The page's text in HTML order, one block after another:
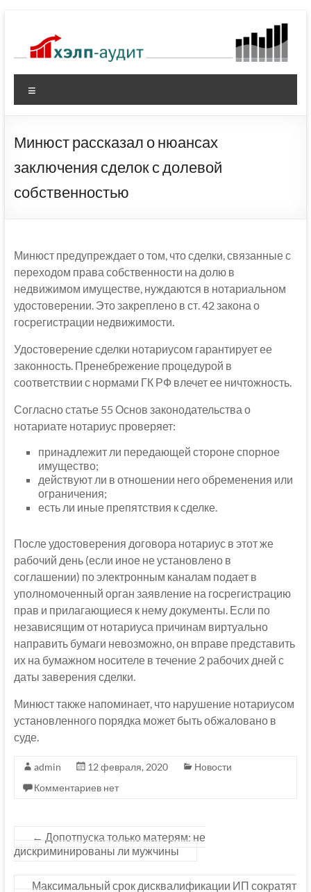
содержимому
Минюст рассказал о нюансах
заключения сделок с долевой
собственностью
Минюст предупреждает о том, что сделки, связанные с
переходом права собственности на долю в
недвижимом имуществе, нуждаются в нотариальном
удостоверении. Это закреплено в ст. 42 закона о
госрегистрации недвижимости.
Удостоверение сделки нотариусом гарантирует ее
законность. Пренебрежение процедурой в
соответствии с нормами ГК РФ влечет ее ничтожность.
Согласно статье 55 Основ законодательства о
нотариате нотариус проверяет:
принадлежит ли передающей стороне спорное
имущество;
действуют ли в отношении него обременения или
ограничения;
есть ли иные препятствия к сделке.
После удостоверения договора нотариус в этот же
рабочий день (если иное не установлено в
соглашении) по электронным каналам подает в
уполномоченный орган заявление на госрегистрацию
прав и прилагающиеся к нему документы. Если по
независящим от нотариуса причинам виртуально
направить бумаги невозможно, он вправе представить
их на бумажном носителе в течение 2 рабочих дней с
даты заверения сделки.
Минюст также напоминает, что нарушение нотариусом
установленного порядка может быть обжаловано в
суде.
admin 12 февраля, 2020
Новости
Комментариев нет
← Допотпуска только матерям: не
дискриминированы ли мужчины
Максимальный срок дисквалификации ИП сократят